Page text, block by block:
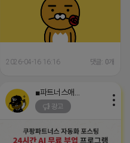
2026-04-16 16:16 댓글: 0개
광고